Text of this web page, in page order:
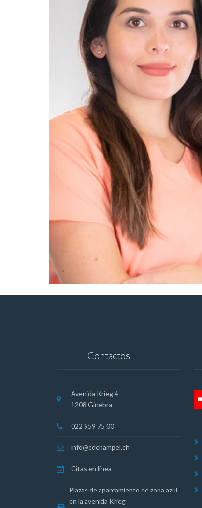
Contactos
Avenida Krieg 4
1208 Ginebra
022 959 75 00
info@cdchampel.ch
Citas en línea
Plazas de aparcamiento de zona azul
en la avenida Krieg